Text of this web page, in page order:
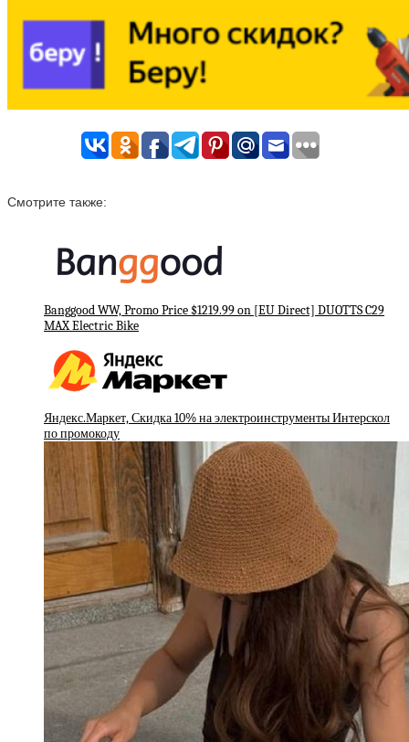
Смотрите также:
Banggood WW, Promo Price $1219.99 on [EU Direct] DUOTTS C29
MAX Electric Bike
Яндекс.Маркет, Скидка 10% на электроинструменты Интерскол
по промокоду